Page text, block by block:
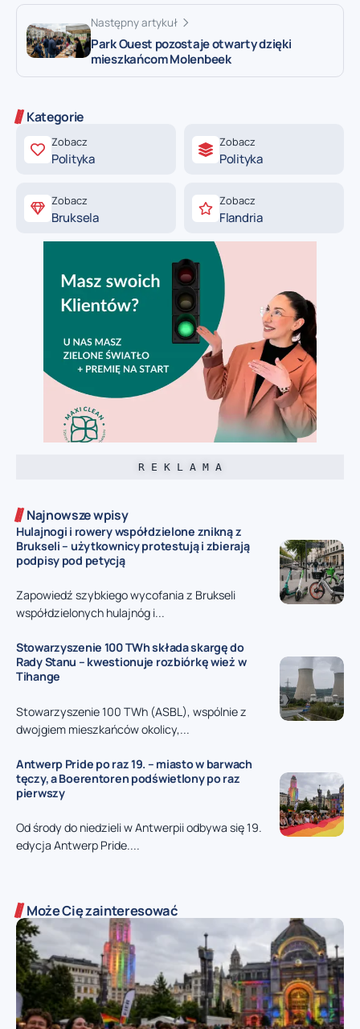
Następny artykuł
Park Ouest pozostaje otwarty dzięki
mieszkańcom Molenbeek
Kategorie
Zobacz
Polityka
Zobacz
Polityka
Zobacz
Bruksela
Zobacz
Flandria
R E K L A M A
Najnowsze wpisy
Hulajnogi i rowery współdzielone znikną z
Brukseli – użytkownicy protestują i zbierają
podpisy pod petycją
Zapowiedź szybkiego wycofania z Brukseli
współdzielonych hulajnóg i...
Stowarzyszenie 100 TWh składa skargę do
Rady Stanu – kwestionuje rozbiórkę wież w
Tihange
Stowarzyszenie 100 TWh (ASBL), wspólnie z
dwojgiem mieszkańców okolicy,...
Antwerp Pride po raz 19. – miasto w barwach
tęczy, a Boerentoren podświetlony po raz
pierwszy
Od środy do niedzieli w Antwerpii odbywa się 19.
edycja Antwerp Pride....
Może Cię zainteresować